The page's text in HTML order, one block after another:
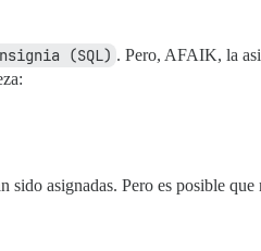
(SQL) . Pero, AFAIK, la
asignadas. Pero es posible que